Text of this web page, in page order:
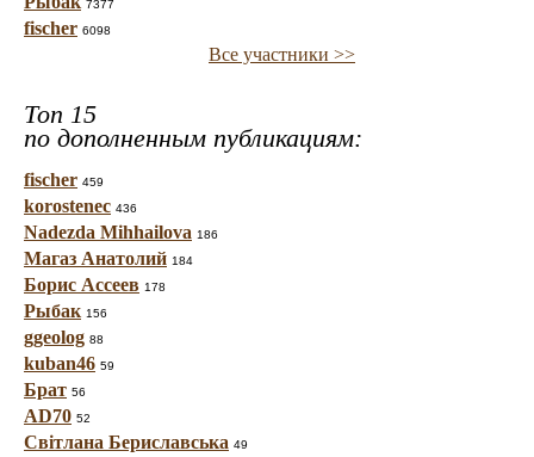
7377
fischer 6098
Все участники >>
Топ 15
по дополненным публикациям:
fischer 459
korostenec 436
Nadezda Mihhailova 186
Магаз Анатолий 184
Борис Ассеев 178
Рыбак 156
ggeolog 88
kuban46 59
Брат 56
AD70 52
Світлана Бериславська 49